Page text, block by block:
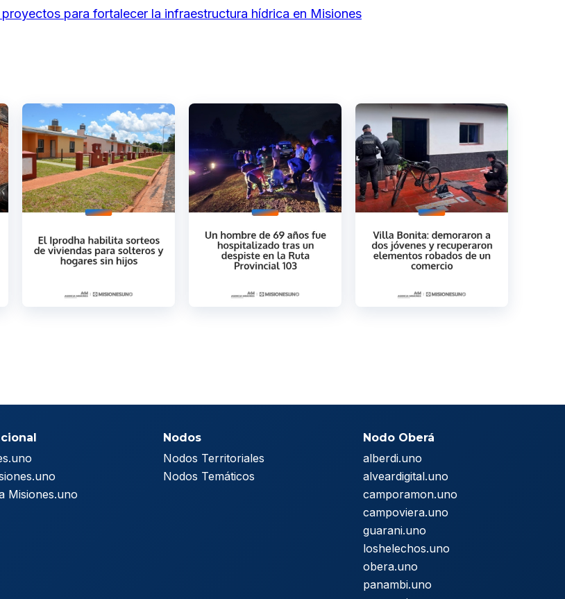
para fortalecer la infraestructura hídrica en Misiones
Misiones.uno
Nodos
Nodos Territoriales
Nodos Temáticos
Nodo Oberá
alberdi.uno
alveardigital.uno
camporamon.uno
campoviera.uno
guarani.uno
loshelechos.uno
obera.uno
panambi.uno